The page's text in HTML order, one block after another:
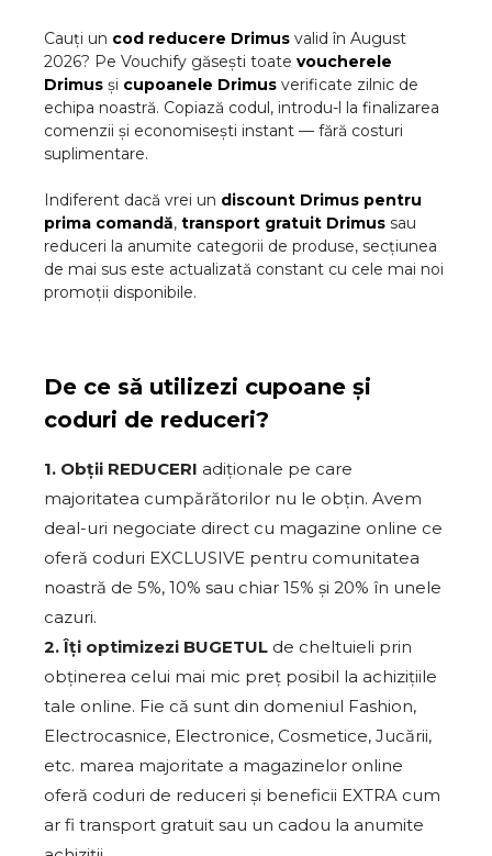
Cauți un cod reducere Drimus valid în August
2026? Pe Vouchify găsești toate voucherele
Drimus și cupoanele Drimus verificate zilnic de
echipa noastră. Copiază codul, introdu-l la finalizarea
comenzii și economisești instant — fără costuri
suplimentare.
Indiferent dacă vrei un discount Drimus pentru
prima comandă, transport gratuit Drimus sau
reduceri la anumite categorii de produse, secțiunea
de mai sus este actualizată constant cu cele mai noi
promoții disponibile.
De ce să utilizezi cupoane și
coduri de reduceri?
1. Obții REDUCERI adiționale pe care
majoritatea cumpărătorilor nu le obțin. Avem
deal-uri negociate direct cu magazine online ce
oferă coduri EXCLUSIVE pentru comunitatea
noastră de 5%, 10% sau chiar 15% și 20% în unele
cazuri.
2. Îți optimizezi BUGETUL de cheltuieli prin
obținerea celui mai mic preț posibil la achizițiile
tale online. Fie că sunt din domeniul Fashion,
Electrocasnice, Electronice, Cosmetice, Jucării,
etc. marea majoritate a magazinelor online
oferă coduri de reduceri și beneficii EXTRA cum
ar fi transport gratuit sau un cadou la anumite